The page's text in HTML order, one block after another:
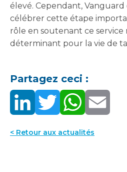
élevé. Cependant,
célébrer cette étape
rôle en soutenant ce service
déterminant pour la vie de
Partagez ceci :
< Retour aux actualités